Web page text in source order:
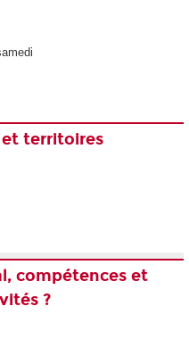
territoires
compétences et
?